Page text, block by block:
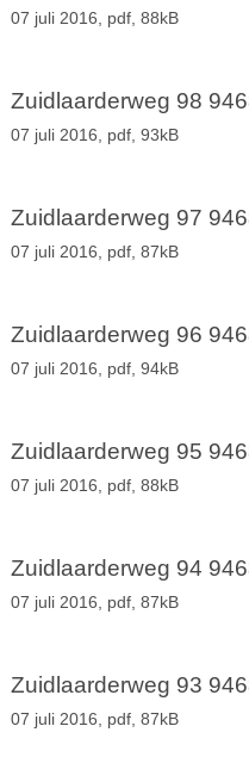
07 juli 2016, pdf, 88kB
Zuidlaarderweg 98
07 juli 2016, pdf, 93kB
Zuidlaarderweg 97
07 juli 2016, pdf, 87kB
Zuidlaarderweg 96
07 juli 2016, pdf, 94kB
Zuidlaarderweg 95
07 juli 2016, pdf, 88kB
Zuidlaarderweg 94
07 juli 2016, pdf, 87kB
Zuidlaarderweg 93
07 juli 2016, pdf, 87kB